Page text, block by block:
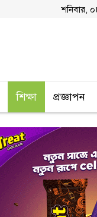
শনিবার,
শিক্ষা প্রজ্ঞাপন